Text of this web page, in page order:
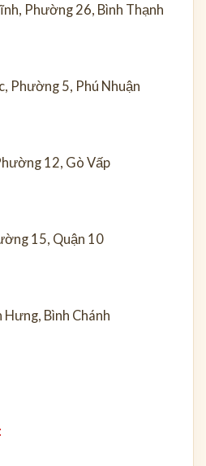
Phường 26, Bình Thạnh
Phường 5, Phú Nhuận
12, Gò Vấp
15, Quận 10
Hưng, Bình Chánh